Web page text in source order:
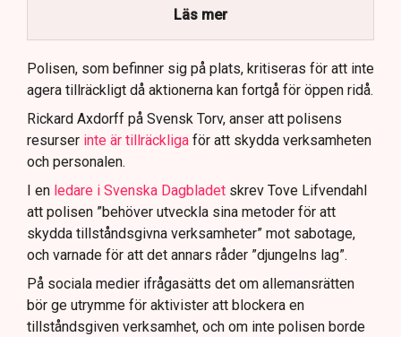
brottsmisstankar kopplade.
Polisen använder drönare och uniformerad polis
för att dokumentera bevis.
Samtidigt är polisarbetet komplext när det gäller
att navigera juridiska rättigheter och gränser.
Läs mer
Polisen, som befinner sig på plats, kritiseras för att inte
agera tillräckligt då aktionerna kan fortgå för öppen ridå.
Rickard Axdorff på Svensk Torv, anser att polisens
resurser inte är tillräckliga för att skydda verksamheten
och personalen.
I en ledare i Svenska Dagbladet skrev Tove Lifvendahl
att polisen ”behöver utveckla sina metoder för att
skydda tillståndsgivna verksamheter” mot sabotage,
och varnade för att det annars råder ”djungelns lag”.
På sociala medier ifrågasätts det om allemansrätten
bör ge utrymme för aktivister att blockera en
tillståndsgiven verksamhet, och om inte polisen borde